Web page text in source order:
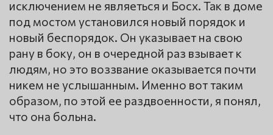
исключением не являеться и Босх. Так в доме
под мостом установился новый порядок и
новый беспорядок. Он указывает на свою
рану в боку, он в очередной раз взывает к
людям, но это воззвание оказывается почти
никем не услышанным. Именно вот таким
образом, по этой ее раздвоенности, я понял,
что она больна.